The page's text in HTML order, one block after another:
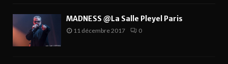
MADNESS @La Salle Pleyel Paris
11 décembre 2017 0